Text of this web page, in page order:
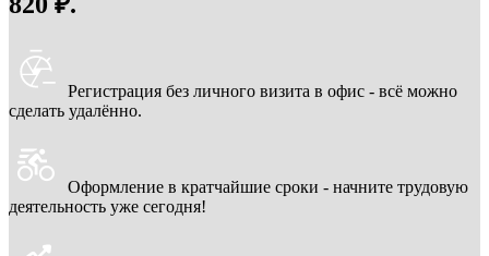
Регистрация без личного визита в офис - всё можно
сделать удалённо.
Оформление в кратчайшие сроки - начните трудовую
деятельность уже сегодня!